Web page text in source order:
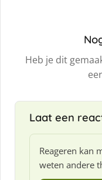
Heb je dit
Laat een
Reageren kan
weten andere